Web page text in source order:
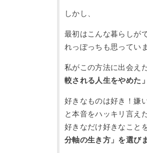
しかし、
最初はこんな暮らしが
れっぽっちも思ってい
私がこの方法に出会え
較される人生をやめた」
好きなものは好き！嫌
と本音をハッキリ言え
好きなだけ好きなこと
分軸の生き方」を選び